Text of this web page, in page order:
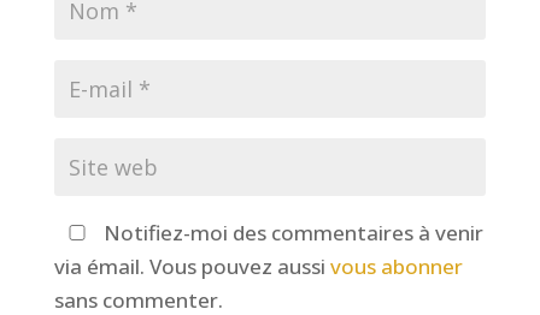
Notifiez-moi des commentaires à venir
via émail. Vous pouvez aussi vous abonner
sans commenter.